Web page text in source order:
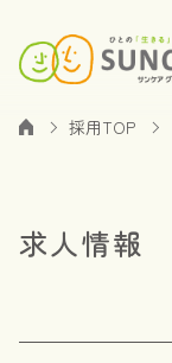
採用TOP
求人情報